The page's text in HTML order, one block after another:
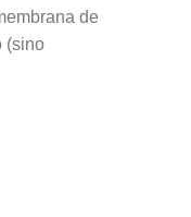
de
(sino